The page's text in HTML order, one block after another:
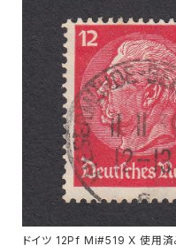
ドイツ 12Pf Mi#519 X 使用済